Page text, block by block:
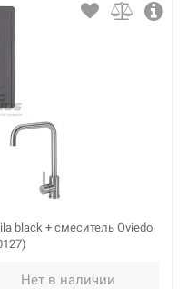
black + смеситель Oviedo
Нет в наличии